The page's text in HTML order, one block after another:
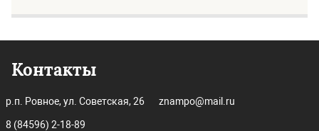
Контакты
р.п. Ровное, ул. Советская, 26 znampo@mail.ru
8 (84596) 2-18-89